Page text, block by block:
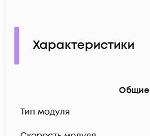
Характеристики
Общие
Тип модуля